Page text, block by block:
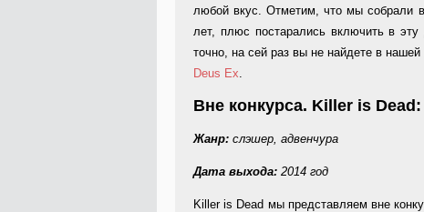
любой вкус. Отметим, что мы собрали
лет, плюс постарались включить в
точно, на сей раз вы не найдете в
Deus Ex.
Вне конкурса. Killer is
Жанр: слэшер, адвенчура
Дата выхода: 2014 год
Killer is Dead мы представляем вне